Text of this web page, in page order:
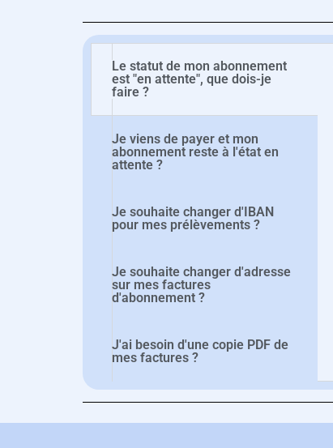
Le statut de mon abonnement
est "en attente", que dois-je
faire ?
Je viens de payer et mon
abonnement reste à l'état en
attente ?
Je souhaite changer d'IBAN
pour mes prélèvements ?
Je souhaite changer d'adresse
sur mes factures
d'abonnement ?
J'ai besoin d'une copie PDF de
mes factures ?